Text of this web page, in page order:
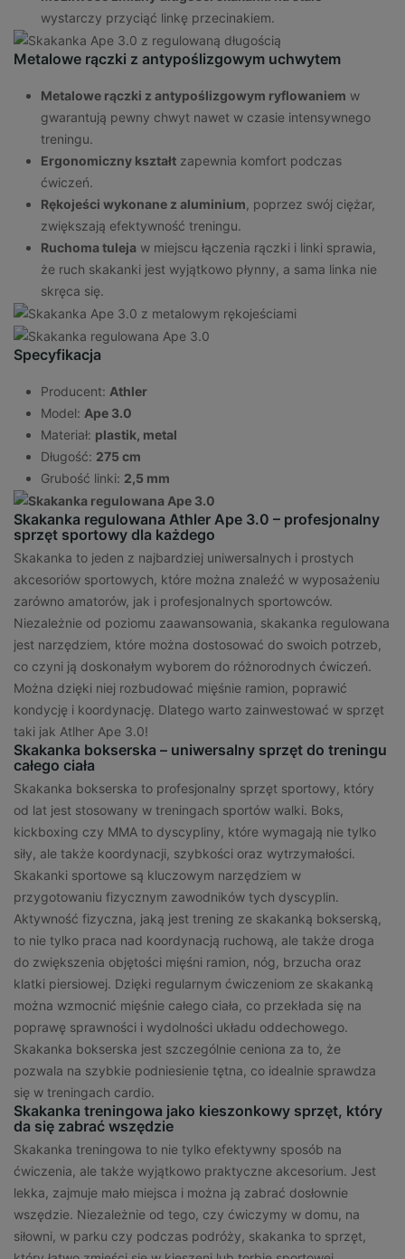
wystarczy przyciąć linkę przecinakiem.
Metalowe rączki z antypoślizgowym uchwytem
Metalowe rączki z antypoślizgowym ryflowaniem w
gwarantują pewny chwyt nawet w czasie intensywnego
treningu.
Ergonomiczny kształt zapewnia komfort podczas
ćwiczeń.
Rękojeści wykonane z aluminium, poprzez swój ciężar,
zwiększają efektywność treningu.
Ruchoma tuleja w miejscu łączenia rączki i linki sprawia,
że ruch skakanki jest wyjątkowo płynny, a sama linka nie
skręca się.
Specyfikacja
Producent: Athler
Model: Ape 3.0
Materiał: plastik, metal
Długość: 275 cm
Grubość linki: 2,5 mm
Skakanka regulowana Athler Ape 3.0 – profesjonalny
sprzęt sportowy dla każdego
Skakanka to jeden z najbardziej uniwersalnych i prostych
akcesoriów sportowych, które można znaleźć w wyposażeniu
zarówno amatorów, jak i profesjonalnych sportowców.
Niezależnie od poziomu zaawansowania, skakanka regulowana
jest narzędziem, które można dostosować do swoich potrzeb,
co czyni ją doskonałym wyborem do różnorodnych ćwiczeń.
Można dzięki niej rozbudować mięśnie ramion, poprawić
kondycję i koordynację. Dlatego warto zainwestować w sprzęt
taki jak Atlher Ape 3.0!
Skakanka bokserska – uniwersalny sprzęt do treningu
całego ciała
Skakanka bokserska to profesjonalny sprzęt sportowy, który
od lat jest stosowany w treningach sportów walki. Boks,
kickboxing czy MMA to dyscypliny, które wymagają nie tylko
siły, ale także koordynacji, szybkości oraz wytrzymałości.
Skakanki sportowe są kluczowym narzędziem w
przygotowaniu fizycznym zawodników tych dyscyplin.
Aktywność fizyczna, jaką jest trening ze skakanką bokserską,
to nie tylko praca nad koordynacją ruchową, ale także droga
do zwiększenia objętości mięśni ramion, nóg, brzucha oraz
klatki piersiowej. Dzięki regularnym ćwiczeniom ze skakanką
można wzmocnić mięśnie całego ciała, co przekłada się na
poprawę sprawności i wydolności układu oddechowego.
Skakanka bokserska jest szczególnie ceniona za to, że
pozwala na szybkie podniesienie tętna, co idealnie sprawdza
się w treningach cardio.
Skakanka treningowa jako kieszonkowy sprzęt, który
da się zabrać wszędzie
Skakanka treningowa to nie tylko efektywny sposób na
ćwiczenia, ale także wyjątkowo praktyczne akcesorium. Jest
lekka, zajmuje mało miejsca i można ją zabrać dosłownie
wszędzie. Niezależnie od tego, czy ćwiczymy w domu, na
siłowni, w parku czy podczas podróży, skakanka to sprzęt,